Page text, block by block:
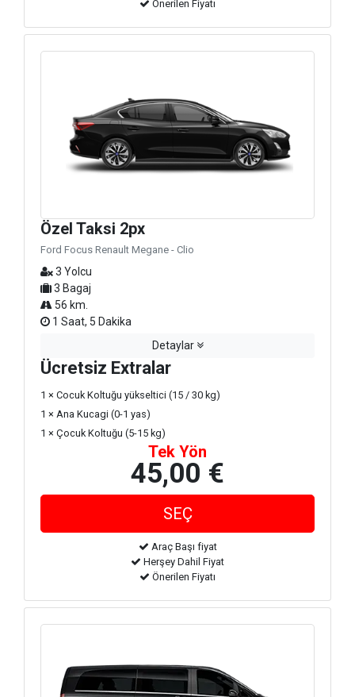
Önerilen Fiyatı
Özel Taksi 2px
Ford Focus Renault Megane - Clio
3 Yolcu
3 Bagaj
56 km.
1 Saat, 5 Dakika
Detaylar
Ücretsiz Extralar
1 × Cocuk Koltuğu yükseltici (15 / 30 kg)
1 × Ana Kucagi (0-1 yas)
1 × Çocuk Koltuğu (5-15 kg)
Tek Yön
45,00 €
Araç Başı fiyat
Herşey Dahil Fiyat
Önerilen Fiyatı